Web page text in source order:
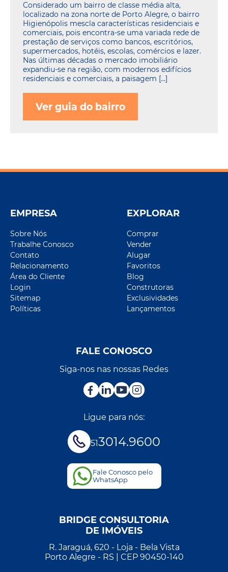
Considerado um bairro de classe média alta,
localizado na zona norte de Porto Alegre, o bairro
Higienópolis mescla características residenciais e
comerciais, pois encontra-se uma variada rede de
prestação de serviços como bancos, escritórios,
supermercados, hotéis, escolas, comércios e lazer.
Nas últimas décadas o mercado imobiliário
expandiu-se na região, com modernos edifícios
residenciais e comerciais, a paisagem […]
Ver guia do bairro
EMPRESA
Sobre Nós
Trabalhe Conosco
Contato
Relacionamento
Área do Cliente
Login
Sitemap
Políticas
EXPLORAR
Comprar
Vender
Alugar
Favoritos
Blog
Construtoras
Exclusividades
Lançamentos
FALE CONOSCO
Siga-nos nas nossas Redes
Ligue para nós:
513014.9600
Fale Conosco pelo
WhatsApp
BRIDGE CONSULTORIA
DE IMÓVEIS
R. Jaraguá, 620 - Loja - Bela Vista
Porto Alegre - RS | CEP 90450-140